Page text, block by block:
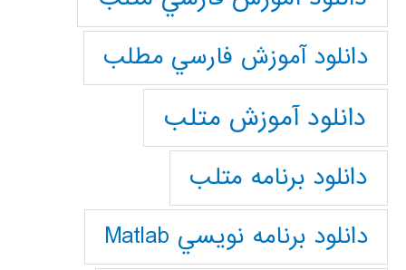
دانلود آموزش فارسي مطلب
دانلود آموزش متلب
دانلود برنامه متلب
دانلود برنامه نويسي Matlab